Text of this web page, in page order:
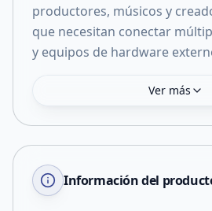
productores, músicos y
que necesitan conectar
y equipos de hardware
Ver más
Información del